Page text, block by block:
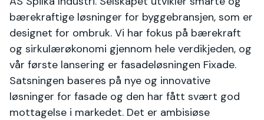
bærekraftige løsninger for byggebransjen, som er
designet for ombruk. Vi har fokus på bærekraft
og sirkulærøkonomi gjennom hele verdikjeden, og
vår første lansering er fasadeløsningen Fixade.
Satsningen baseres på nye og innovative
løsninger for fasade og den har fått svært god
mottagelse i markedet. Det er ambisiøse